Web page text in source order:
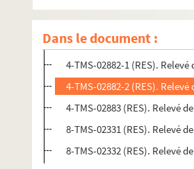
Dans le document :
4-TMS-02880 (RES). Relevé de
4-TMS-02881 (RES). Relevé de
4-TMS-02882-1 (RES). Relevé
4-TMS-02882-2 (RES). Relevé
4-TMS-02883 (RES). Relevé de
8-TMS-02331 (RES). Relevé de
8-TMS-02332 (RES). Relevé de